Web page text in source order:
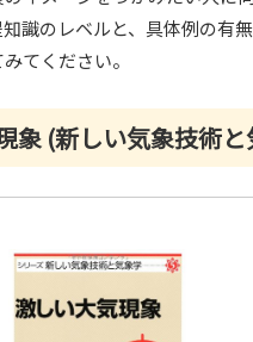
識のレベルと、具体例の有
てください。
象 (新しい気象技術